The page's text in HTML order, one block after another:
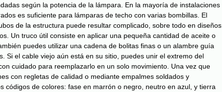
según la potencia de la lámpara. En la mayoría de instalaciones
es suficiente para lámparas de techo con varias bombillas. El
de la estructura puede resultar complicado, sobre todo en diseños
Un truco útil consiste en aplicar una pequeña cantidad de aceite o
puedes utilizar una cadena de bolitas finas o un alambre guía
Si el cable viejo aún está en su sitio, puedes unir el extremo del
cuidado para reemplazarlo en un solo movimiento. Una vez que
con regletas de calidad o mediante empalmes soldados y
códigos de colores: fase en marrón o negro, neutro en azul, y tierra